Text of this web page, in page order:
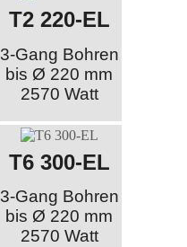
T2 220-EL
3-Gang Bohren
bis Ø 220 mm
2570 Watt
T6 300-EL
3-Gang Bohren
bis Ø 220 mm
2570 Watt